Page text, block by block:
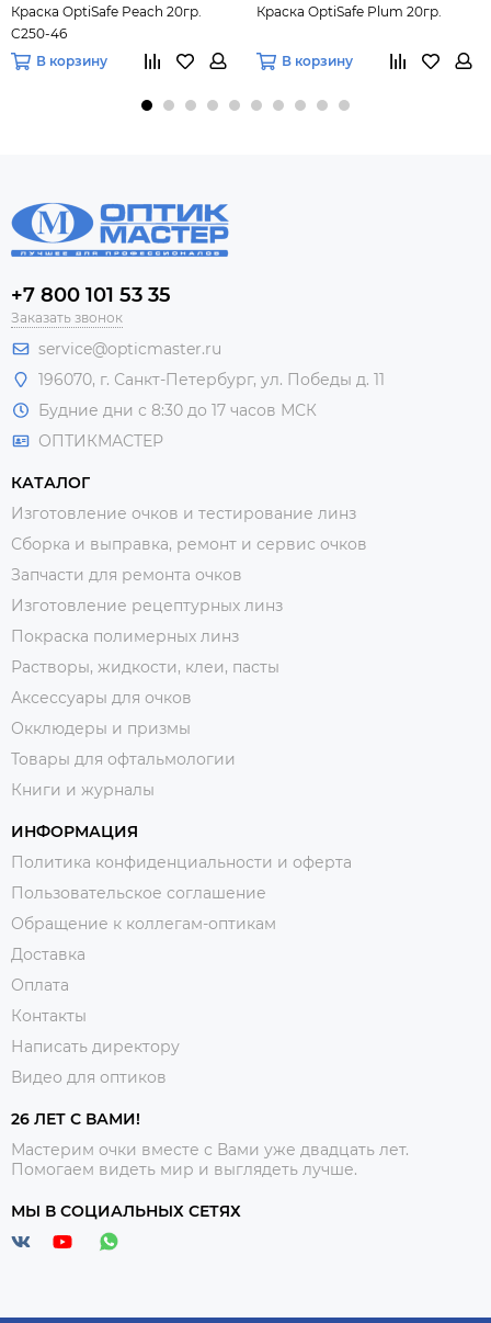
Краска OptiSafe Peach 20гр.
C250-46
В корзину
Краска OptiSafe Plum 20гр.
В корзину
+7 800 101 53 35
Заказать звонок
service@opticmaster.ru
196070, г. Санкт-Петербург, ул. Победы д. 11
Будние дни с 8:30 до 17 часов МСК
ОПТИКМАСТЕР
КАТАЛОГ
Изготовление очков и тестирование линз
Сборка и выправка, ремонт и сервис очков
Запчасти для ремонта очков
Изготовление рецептурных линз
Покраска полимерных линз
Растворы, жидкости, клеи, пасты
Аксессуары для очков
Окклюдеры и призмы
Товары для офтальмологии
Книги и журналы
ИНФОРМАЦИЯ
Политика конфиденциальности и оферта
Пользовательское соглашение
Обращение к коллегам-оптикам
Доставка
Оплата
Контакты
Написать директору
Видео для оптиков
26 ЛЕТ С ВАМИ!
Мастерим очки вместе с Вами уже двадцать лет.
Помогаем видеть мир и выглядеть лучше.
МЫ В СОЦИАЛЬНЫХ СЕТЯХ